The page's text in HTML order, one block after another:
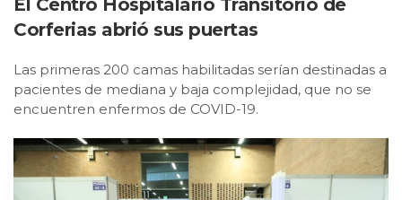
El Centro Hospitalario Transitorio de
Corferias abrió sus puertas
Las primeras 200 camas habilitadas serían destinadas a
pacientes de mediana y baja complejidad, que no se
encuentren enfermos de COVID-19.